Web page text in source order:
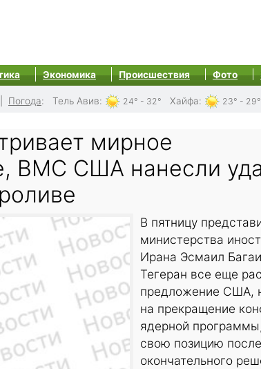
Экономика Происшествия Фото
Погода: Тель Авив: 24° - 32° Хайфа: 23° - 29°
мирное
ВМС США нанесли
В пятницу
министерства
Ирана Эсмаил
Тегеран все еще
предложение США,
на прекращение
ядерной
свою позицию
окончательного